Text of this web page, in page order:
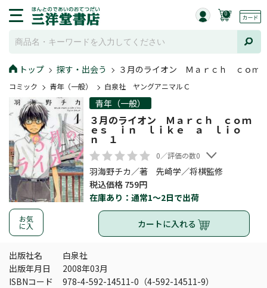
0
トップ 探す・出会う ３月のライオン Ｍａｒｃｈ ｃｏ
コミック 青年（一般） 白泉社 ヤングアニマルＣ
お気
に入
青年（一般）
３月のライオン Ｍａｒｃｈ ｃｏｍ
ｅｓ ｉｎ ｌｉｋｅ ａ ｌｉｏ
ｎ １
0／評価の数0
羽海野チカ／著 先崎学／将棋監修
税込価格 759円
在庫あり：通常1～2日で出荷
カートに入れる
出版社名
白泉社
出版年月日
2008年03月
ISBNコード
978-4-592-14511-0（4-592-14511-9）